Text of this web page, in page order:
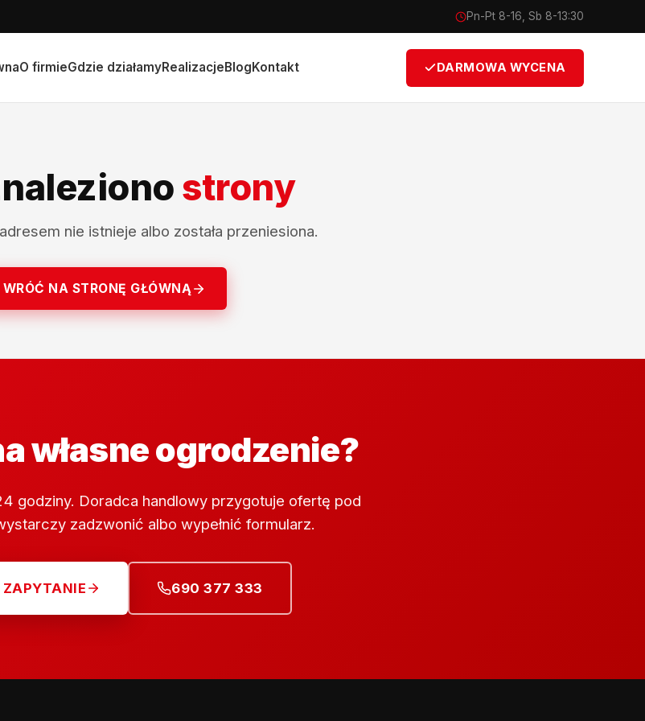
Pn-Pt 8-16, Sb 8-13:30
O firmieGdzie działamyRealizacjeBlogKontakt DARMOWA WYCENA
strony
nie istnieje albo została przeniesiona.
WRÓĆ NA STRONĘ GŁÓWNĄ
własne ogrodzenie?
godziny. Doradca handlowy przygotuje ofertę pod
zadzwonić albo wypełnić formularz.
690 377 333